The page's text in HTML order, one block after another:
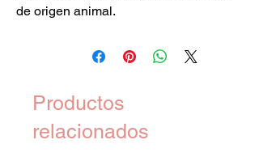
de origen animal.
Productos
relacionados